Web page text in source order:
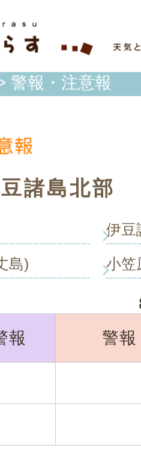
警報・注意報
諸島北部
伊豆
島) 小笠
報 警報